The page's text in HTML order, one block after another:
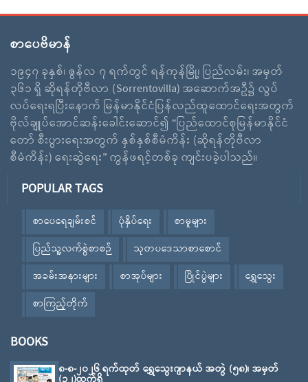
စာပေဗိမာန်
၁၉၄၇ ခုနှစ်၊ ဇွန်လ ၇ ရက်တွင် ရန်ကုန်မြို့၊ ပြည်လမ်း၊ အမှတ်
၃၆၁ ရှိ ဆိုရန်တိုဗီလာ (Sorrentovilla) အဆောက်အဦ၌ လွပ်
လပ်ရေးရပြီးနောက် မြန်မာနိုင်ငံပြန်လည်ထူထောင်ရေးအတွက်
ဗိုလ်ချူပ်အောင်ဆန်းခေါင်းဆောင်၍ “ပြည်ထောင်စုမြန်မာနိုင်ငံ
တော် စီးပွားရေးအတွက် နှစ်နှစ်စီမံကိန်း (ဆိုရန်တိုဗီလာ
စီမံကိန်း) ရေးဆွဲရေး” ကွန်ဖရင့်တစ်ခု ကျင်းပခဲ့ပါသည်။
POPULAR TAGS
စာပေရေချမ်းစင် ပုံနှိပ်ရေး
စာမူများ
ပြည်သူ့လက်စွဲစာစဉ်
သုတပဒေသာစာစောင်
အခမ်းအနားများ
စာအုပ်များ ပြိုင်ပွဲများ
ရွှေသွေး
စာကြည့်တိုက်
BOOKS
၈-၈-၂၀၂၆ ရက်ထုတ် ရွှေသွေးဂျာနယ် အတွဲ (၅၈)၊ အမှတ်